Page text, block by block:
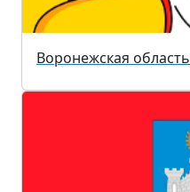
Воронежская область